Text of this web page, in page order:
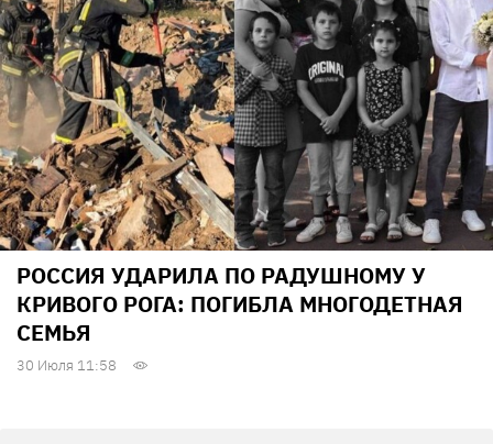
РОССИЯ УДАРИЛА ПО РАДУШНОМУ У
КРИВОГО РОГА: ПОГИБЛА МНОГОДЕТНАЯ
СЕМЬЯ
30 Июля 11:58